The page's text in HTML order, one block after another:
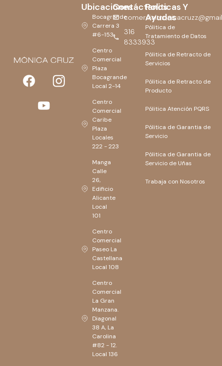
Contáctanos
316
8333933
Ubicaciones
Bocagrande
Carrera 3
#6-153
Centro
Comercial
Plaza
Bocagrande
Local 2-14
Centro
Comercial
Caribe
Plaza
Locales
222 - 223
Manga
Calle
26,
Edificio
Alicante
Local
101
Centro
Comercial
Paseo La
Castellana
Local 108
Centro
Comercial
La Gran
Manzana.
Diagonal
38 A, La
Carolina
#82 - 12.
Local 136
Politicas Y
Ayudas
Pólitica de
Tratamiento de Datos
Pólitica de Retracto de
Servicios
Pólitica de Retracto de
Producto
Pólitica Atención PQRS
Pólitica de Garantia de
Servicio
Pólitica de Garantia de
Servicio de Uñas
Trabaja con Nosotros